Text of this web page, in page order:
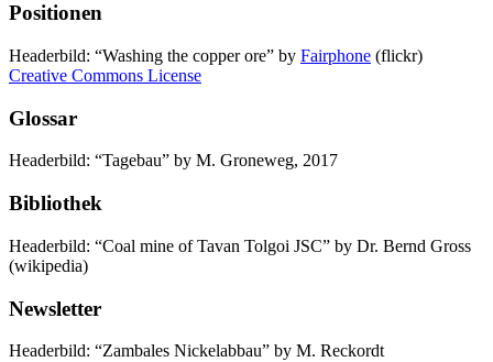
Positionen
Headerbild: “Washing the copper ore” by Fairphone (flickr)
Creative Commons License
Glossar
Headerbild: “Tagebau” by M. Groneweg, 2017
Bibliothek
Headerbild: “Coal mine of Tavan Tolgoi JSC” by Dr. Bernd Gross
(wikipedia)
Newsletter
Headerbild: “Zambales Nickelabbau” by M. Reckordt